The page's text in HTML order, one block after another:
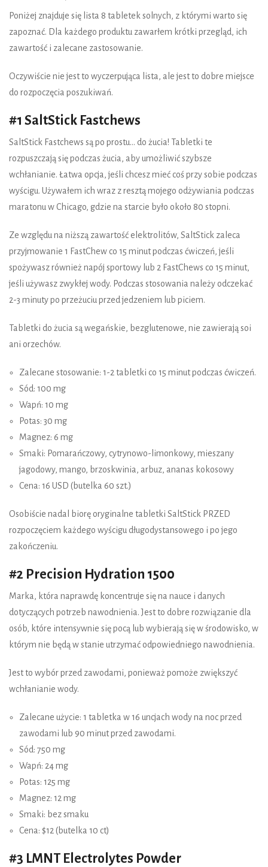
Poniżej znajduje się lista 8 tabletek solnych, z którymi warto się
zapoznać. Dla każdego produktu zawarłem krótki przegląd, ich
zawartość i zalecane zastosowanie.
Oczywiście nie jest to wyczerpująca lista, ale jest to dobre miejsce
do rozpoczęcia poszukiwań.
#1 SaltStick Fastchews
SaltStick Fastchews są po prostu... do żucia! Tabletki te
rozpuszczają się podczas żucia, aby umożliwić szybsze
wchłanianie. Łatwa opcja, jeśli chcesz mieć coś przy sobie podczas
wyścigu. Używałem ich wraz z resztą mojego odżywiania podczas
maratonu w Chicago, gdzie na starcie było około 80 stopni.
Ze względu na niższą zawartość elektrolitów, SaltStick zaleca
przyjmowanie 1 FastChew co 15 minut podczas ćwiczeń, jeśli
spożywasz również napój sportowy lub 2 FastChews co 15 minut,
jeśli używasz zwykłej wody. Podczas stosowania należy odczekać
2-3 minuty po przeżuciu przed jedzeniem lub piciem.
Tabletki do żucia są wegańskie, bezglutenowe, nie zawierają soi
ani orzechów.
Zalecane stosowanie: 1-2 tabletki co 15 minut podczas ćwiczeń.
Sód: 100 mg
Wapń: 10 mg
Potas: 30 mg
Magnez: 6 mg
Smaki: Pomarańczowy, cytrynowo-limonkowy, mieszany
jagodowy, mango, brzoskwinia, arbuz, ananas kokosowy
Cena: 16 USD (butelka 60 szt.)
Osobiście nadal biorę oryginalne tabletki SaltStick PRZED
rozpoczęciem każdego wyścigu długodystansowego i po jego
zakończeniu.
#2 Precision Hydration 1500
Marka, która naprawdę koncentruje się na nauce i danych
dotyczących potrzeb nawodnienia. Jest to dobre rozwiązanie dla
osób, które intensywnie się pocą lub wybierają się w środowisko, w
którym nie będą w stanie utrzymać odpowiedniego nawodnienia.
Jest to wybór przed zawodami, ponieważ pomoże zwiększyć
wchłanianie wody.
Zalecane użycie: 1 tabletka w 16 uncjach wody na noc przed
zawodami lub 90 minut przed zawodami.
Sód: 750 mg
Wapń: 24 mg
Potas: 125 mg
Magnez: 12 mg
Smaki: bez smaku
Cena: $12 (butelka 10 ct)
#3 LMNT Electrolytes Powder